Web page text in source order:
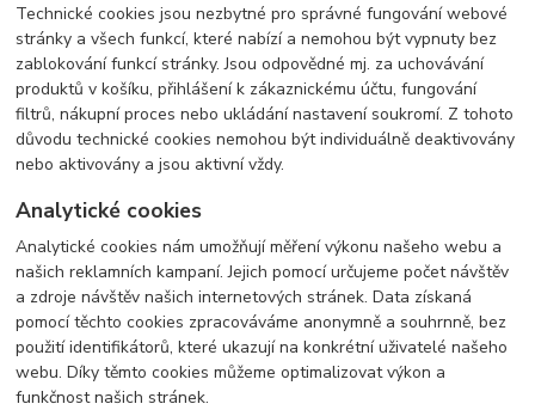
Technické cookies jsou nezbytné pro správné fungování webové
stránky a všech funkcí, které nabízí a nemohou být vypnuty bez
zablokování funkcí stránky. Jsou odpovědné mj. za uchovávání
produktů v košíku, přihlášení k zákaznickému účtu, fungování
filtrů, nákupní proces nebo ukládání nastavení soukromí. Z tohoto
důvodu technické cookies nemohou být individuálně deaktivovány
nebo aktivovány a jsou aktivní vždy.
Analytické cookies
Analytické cookies nám umožňují měření výkonu našeho webu a
našich reklamních kampaní. Jejich pomocí určujeme počet návštěv
a zdroje návštěv našich internetových stránek. Data získaná
pomocí těchto cookies zpracováváme anonymně a souhrnně, bez
použití identifikátorů, které ukazují na konkrétní uživatelé našeho
webu. Díky těmto cookies můžeme optimalizovat výkon a
funkčnost našich stránek.